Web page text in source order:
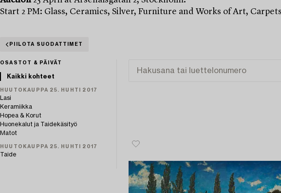
Start 2 PM: Glass, Ceramics, Silver, Furniture and Works of Art,
PIILOTA SUODATTIMET
OSASTOT & PÄIVÄT
Kaikki kohteet
HUUTOKAUPPA 25. HUHTI 2017
Lasi
Keramiikka
Hopea & Korut
Huonekalut ja Taidekäsityö
Matot
HUUTOKAUPPA 25. HUHTI 2017
Taide